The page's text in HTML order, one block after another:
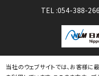
TEL :
号
054-388-
© ALUMINIUM WIRE ROD
当社のウェブサイトでは、お客様に